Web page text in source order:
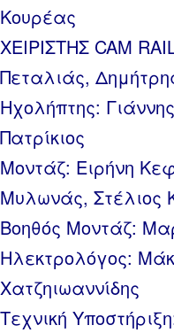
Κουρέας
ΧΕΙΡΙΣΤΗΣ CAM
Πεταλιάς,
Ηχολήπτης:
Πατρίκιος
Μοντάζ: Ειρήνη
Μυλωνάς, Στέλιος
Βοηθός Μοντάζ:
Ηλεκτρολόγος:
Χατζηιωαννίδης
Τεχνική